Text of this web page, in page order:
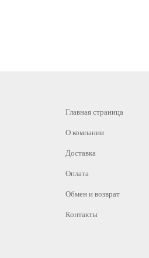
Главная страница
О компании
Доставка
Оплата
Обмен и возврат
Контакты